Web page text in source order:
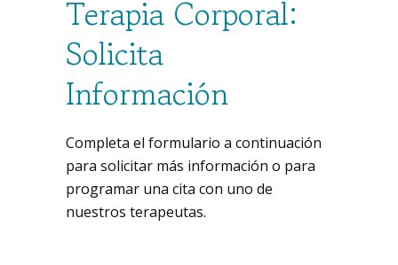
Terapia Corporal:
Solicita
Información
Completa el formulario a continuación
para solicitar más información o para
programar una cita con uno de
nuestros terapeutas.